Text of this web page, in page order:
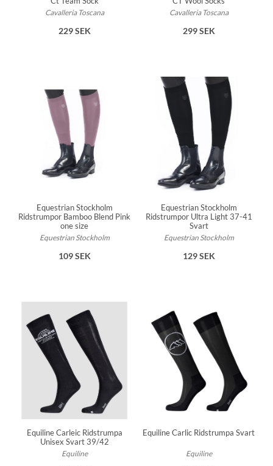
Cavalleria Toscana
229 SEK
Cavalleria Toscana
299 SEK
Equestrian Stockholm
Ridstrumpor Bamboo Blend Pink
one size
Equestrian Stockholm
109 SEK
Equestrian Stockholm
Ridstrumpor Ultra Light 37-41
Svart
Equestrian Stockholm
129 SEK
Equiline Carleic Ridstrumpa
Unisex Svart 39/42
Equiline
Equiline Carlic Ridstrumpa Svart
Equiline